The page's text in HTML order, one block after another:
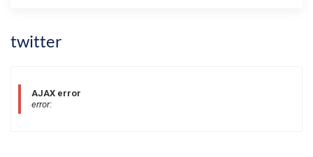
twitter
AJAX error
error: